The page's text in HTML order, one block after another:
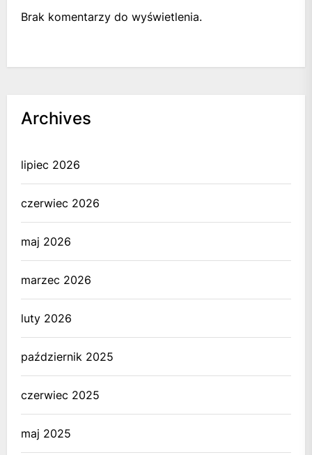
Brak komentarzy do wyświetlenia.
Archives
lipiec 2026
czerwiec 2026
maj 2026
marzec 2026
luty 2026
październik 2025
czerwiec 2025
maj 2025